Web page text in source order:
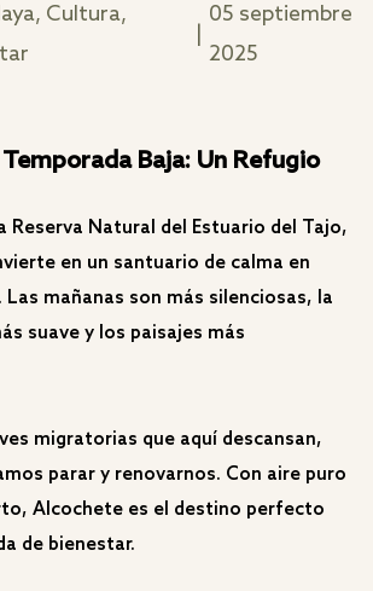
Cultura,
05 septiembre
2025
Baja: Un Refugio
Reserva Natural del Estuario del Tajo,
en un santuario de calma en
mañanas son más silenciosas, la
suave y los paisajes más
migratorias que aquí descansan,
parar y renovarnos. Con aire puro
Alcochete es el destino perfecto
de bienestar.